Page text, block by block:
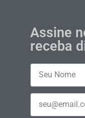
Assine
receba